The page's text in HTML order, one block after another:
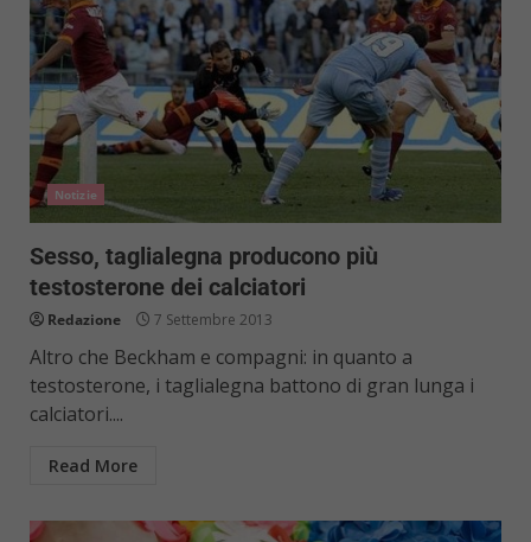
Notizie
Sesso, taglialegna producono più
testosterone dei calciatori
Redazione 7 Settembre 2013
Altro che Beckham e compagni: in quanto a
testosterone, i taglialegna battono di gran lunga i
calciatori....
Read More